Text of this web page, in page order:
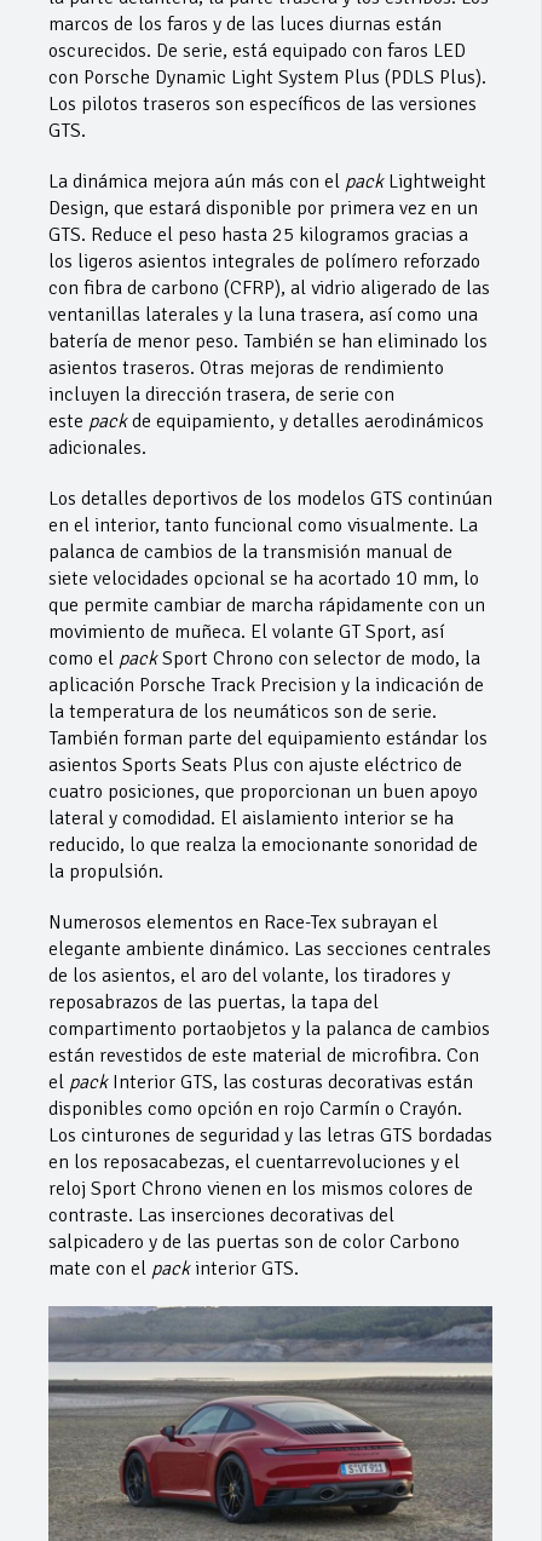
marcos de los faros y de las luces diurnas están
oscurecidos. De serie, está equipado con faros LED
con Porsche Dynamic Light System Plus (PDLS Plus).
Los pilotos traseros son específicos de las versiones
GTS.
La dinámica mejora aún más con el packLightweight
Design, que estará disponible por primera vez en un
GTS. Reduce el peso hasta 25 kilogramos gracias a
los ligeros asientos integrales de polímero reforzado
con fibra de carbono (CFRP), al vidrio aligerado de las
ventanillas laterales y la luna trasera, así como una
batería de menor peso. También se han eliminado los
asientos traseros. Otras mejoras de rendimiento
incluyen la dirección trasera, de serie con
este packde equipamiento, y detalles aerodinámicos
adicionales.
Los detalles deportivos de los modelos GTS continúan
en el interior, tanto funcional como visualmente. La
palanca de cambios de la transmisión manual de
siete velocidades opcional se ha acortado 10 mm, lo
que permite cambiar de marcha rápidamente con un
movimiento de muñeca. El volante GT Sport, así
como el packSport Chrono con selector de modo, la
aplicación Porsche Track Precision y la indicación de
la temperatura de los neumáticos son de serie.
También forman parte del equipamiento estándar los
asientos Sports Seats Plus con ajuste eléctrico de
cuatro posiciones, que proporcionan un buen apoyo
lateral y comodidad. El aislamiento interior se ha
reducido, lo que realza la emocionante sonoridad de
la propulsión.
Numerosos elementos en Race-Tex subrayan el
elegante ambiente dinámico. Las secciones centrales
de los asientos, el aro del volante, los tiradores y
reposabrazos de las puertas, la tapa del
compartimento portaobjetos y la palanca de cambios
están revestidos de este material de microfibra. Con
el packInterior GTS, las costuras decorativas están
disponibles como opción en rojo Carmín o Crayón.
Los cinturones de seguridad y las letras GTS bordadas
en los reposacabezas, el cuentarrevoluciones y el
reloj Sport Chrono vienen en los mismos colores de
contraste. Las inserciones decorativas del
salpicadero y de las puertas son de color Carbono
mate con el packinterior GTS.